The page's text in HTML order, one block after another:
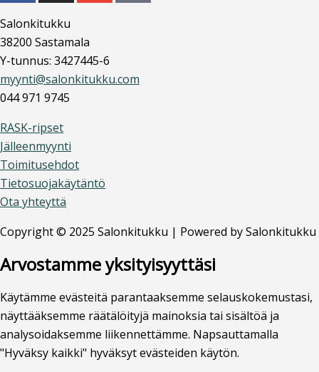
Salonkitukku
38200 Sastamala
Y-tunnus: 3427445-6
myynti@salonkitukku.com
044 971 9745
RASK-ripset
Jälleenmyynti
Toimitusehdot
Tietosuojakäytäntö
Ota yhteyttä
Copyright © 2025 Salonkitukku | Powered by Salonkitukku
Arvostamme yksityisyyttäsi
Käytämme evästeitä parantaaksemme selauskokemustasi,
näyttääksemme räätälöityjä mainoksia tai sisältöä ja
analysoidaksemme liikennettämme. Napsauttamalla
"Hyväksy kaikki" hyväksyt evästeiden käytön.